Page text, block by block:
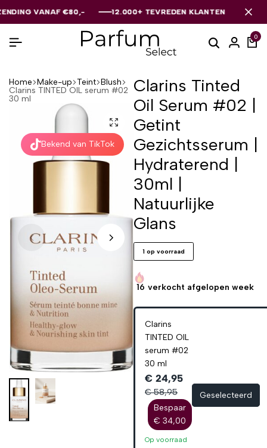
VANAF €80,- 12.000+ TEVREDEN KLANTEN
VANAF €80,- 12.000+ TEVREDEN KLANTEN
VANAF €80,- 12.000+ TEVREDEN KLANTEN
0
Home Make-up Teint Blush
Clarins TINTED OIL serum #02
30 ml
Bekend van TikTok
Clarins Tinted
Oil Serum #02 |
Getint
Gezichtsserum |
Hydraterend |
30ml |
Natuurlijke
Glans
1 op voorraad
16 verkocht afgelopen week
Clarins
TINTED OIL
serum #02
30 ml
€ 24,95
€ 58,95
Bespaar
€ 34,00
Op voorraad
Geselecteerd